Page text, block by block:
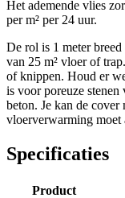
Het ademende vlies
per m² per 24 uur.
De rol is 1 meter
van 25 m² vloer of
of knippen. Houd er
is voor poreuze stenen
beton. Je kan de cover
vloerverwarming
Specificaties
Product